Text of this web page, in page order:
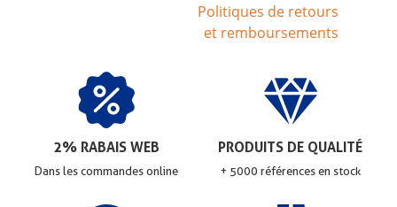
Politiques de retours
et remboursements
2% RABAIS WEB
Dans les commandes online
PRODUITS DE QUALITÉ
+ 5000 références en stock